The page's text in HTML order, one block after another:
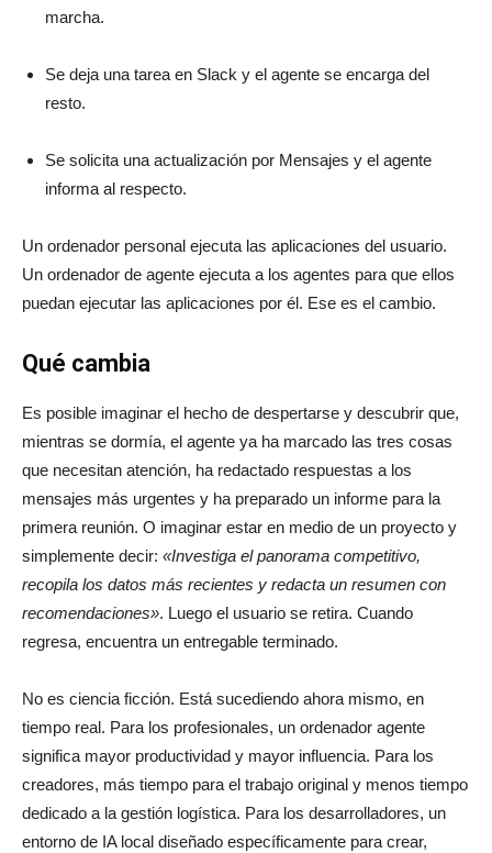
marcha.
Se deja una tarea en Slack y el agente se encarga del
resto.
Se solicita una actualización por Mensajes y el agente
informa al respecto.
Un ordenador personal ejecuta las aplicaciones del usuario.
Un ordenador de agente ejecuta a los agentes para que ellos
puedan ejecutar las aplicaciones por él. Ese es el cambio.
Qué cambia
Es posible imaginar el hecho de despertarse y descubrir que,
mientras se dormía, el agente ya ha marcado las tres cosas
que necesitan atención, ha redactado respuestas a los
mensajes más urgentes y ha preparado un informe para la
primera reunión. O imaginar estar en medio de un proyecto y
simplemente decir: «Investiga el panorama competitivo,
recopila los datos más recientes y redacta un resumen con
recomendaciones». Luego el usuario se retira. Cuando
regresa, encuentra un entregable terminado.
No es ciencia ficción. Está sucediendo ahora mismo, en
tiempo real. Para los profesionales, un ordenador agente
significa mayor productividad y mayor influencia. Para los
creadores, más tiempo para el trabajo original y menos tiempo
dedicado a la gestión logística. Para los desarrolladores, un
entorno de IA local diseñado específicamente para crear,